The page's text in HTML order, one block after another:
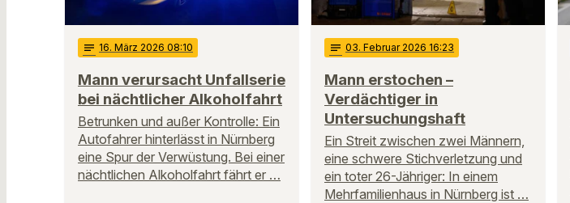
notes 16. März 2026 08:10
Mann verursacht Unfallserie
bei nächtlicher Alkoholfahrt
Betrunken und außer Kontrolle: Ein
Autofahrer hinterlässt in Nürnberg
eine Spur der Verwüstung. Bei einer
nächtlichen Alkoholfahrt fährt er …
notes 03. Februar 2026 16:23
Mann erstochen –
Verdächtiger in
Untersuchungshaft
Ein Streit zwischen zwei Männern,
eine schwere Stichverletzung und
ein toter 26-Jähriger: In einem
Mehrfamilienhaus in Nürnberg ist …